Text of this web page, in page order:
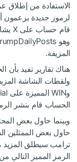
الاستفادة من إطلاق
لرموز جديدة يزعمون
المزيفة.
الحساب قام بنشر
وبينما حاول بعض
حاول بعض الممثلين
الرمز المميز التالي